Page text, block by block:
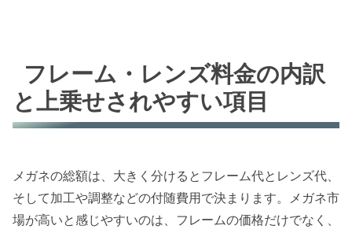
フレーム・レンズ料金の内訳
と上乗せされやすい項目
メガネの総額は、大きく分けるとフレーム代とレンズ代、
そして加工や調整などの付随費用で決まります。メガネ市
場が高いと感じやすいのは、フレームの価格だけでなく、